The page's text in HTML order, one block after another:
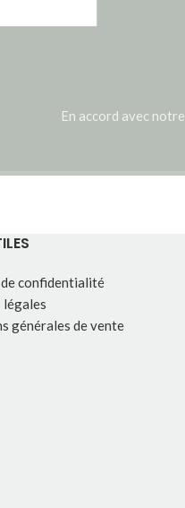
En accord avec notre
confidentialité
générales de vente